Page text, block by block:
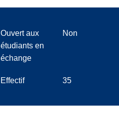
Ouvert aux
étudiants en
échange
Non
Effectif 35